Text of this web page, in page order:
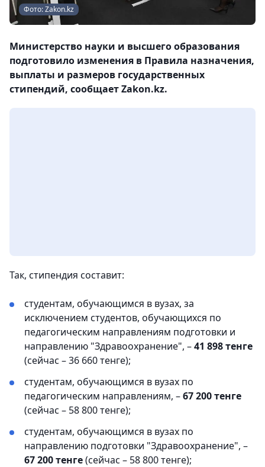
Фото: Zakon.kz
Министерство науки и высшего образования
подготовило изменения в Правила назначения,
выплаты и размеров государственных
стипендий, сообщает Zakon.kz.
Так, стипендия составит:
студентам, обучающимся в вузах, за
исключением студентов, обучающихся по
педагогическим направлениям подготовки и
направлению "Здравоохранение", –41 898 тенге
(сейчас – 36 660 тенге);
студентам, обучающимся в вузах по
педагогическим направлениям, –67 200 тенге
(сейчас – 58 800 тенге);
студентам, обучающимся в вузах по
направлению подготовки "Здравоохранение", –
67 200 тенге(сейчас – 58 800 тенге);